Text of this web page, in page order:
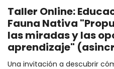
Taller Online:
Fauna Nativa
las miradas y las
aprendizaje"
Una invitación a descubrir